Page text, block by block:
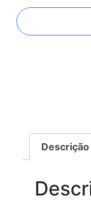
Descrição